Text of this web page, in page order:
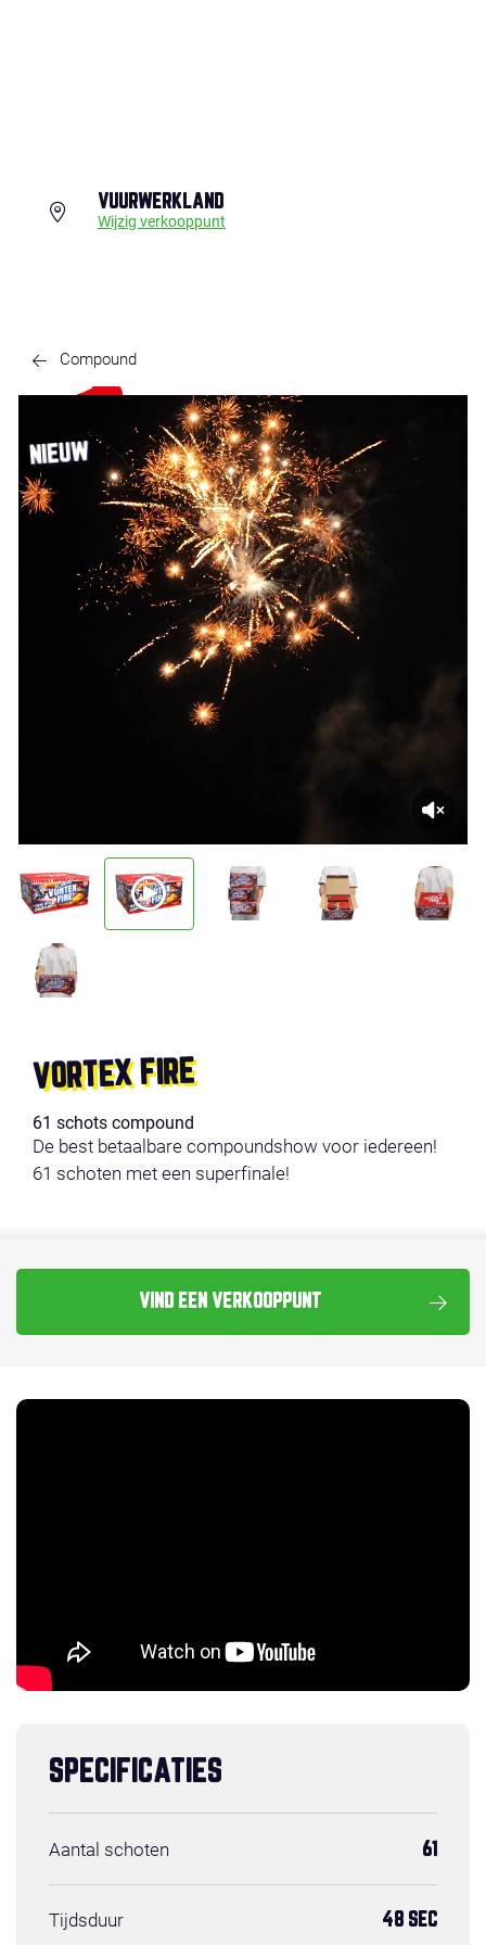
VUURWERKLAND
Wijzig verkooppunt
Compound
NIEUW
VORTEX FIRE
61 schots compound
De best betaalbare compoundshow voor iedereen!
61 schoten met een superfinale!
VIND EEN VERKOOPPUNT
SPECIFICATIES
Aantal schoten 61
Tijdsduur 48 SEC